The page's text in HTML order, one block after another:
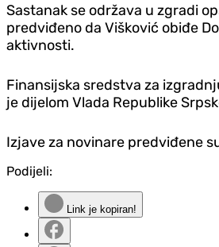
Sastanak se održava u zgradi
predviđeno da Višković obiđe
aktivnosti.
Finansijska sredstva za
je dijelom Vlada Republike
Izjave za novinare predviđene
Podijeli:
Link je kopiran!